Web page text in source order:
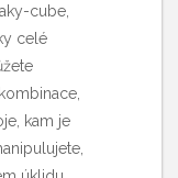
cube
celé
kam je